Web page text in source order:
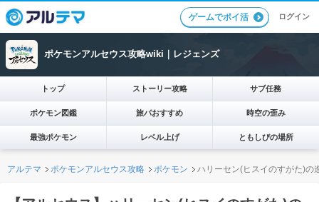
ゲームでポイ活 ログイン
ポケモンアルセウス攻略wiki｜レジェンズ
トップ ストーリー攻略 サブ任務
ポケモン図鑑 旅パおすすめ 時空の歪み
最強ポケモン レベル上げ ともしびの場所
アルテマ ポケモンアルセウス攻略 ポケモン ハリーセン(ヒスイのすがた)の